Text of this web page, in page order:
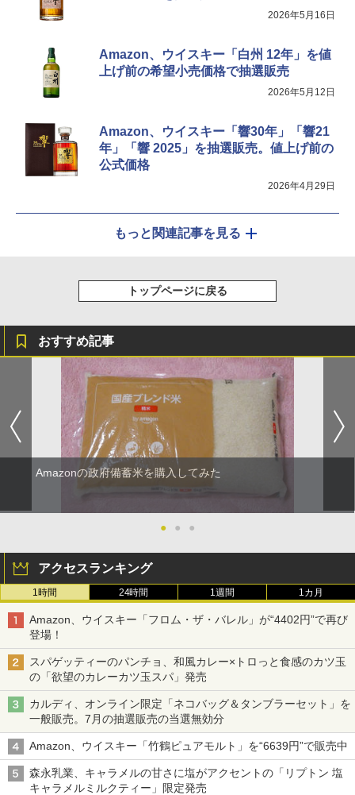
2026年5月16日
Amazon、ウイスキー「白州 12年」を値
上げ前の希望小売価格で抽選販売
2026年5月12日
Amazon、ウイスキー「響30年」「響21
年」「響 2025」を抽選販売。値上げ前の
公式価格
2026年4月29日
もっと関連記事を見る
トップページに戻る
おすすめ記事
Amazonの政府備蓄米を購入してみた
● ● ●
アクセスランキング
1時間 24時間 1週間 1カ月
Amazon、ウイスキー「フロム・ザ・バレル」が“4402円”で再び
登場！
スパゲッティーのパンチョ、和風カレー×トロっと食感のカツ玉
の「欲望のカレーカツ玉スパ」発売
カルディ、オンライン限定「ネコバッグ＆タンブラーセット」を
一般販売。7月の抽選販売の当選無効分
Amazon、ウイスキー「竹鶴ピュアモルト」を“6639円”で販売中
森永乳業、キャラメルの甘さに塩がアクセントの「リプトン 塩
キャラメルミルクティー」限定発売